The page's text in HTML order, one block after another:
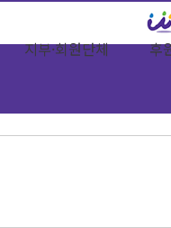
지부·회원단체 후